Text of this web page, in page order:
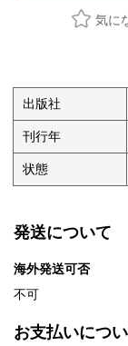
気に
出版社
刊行年
状態
発送について
海外発送可否
不可
お支払いにつ